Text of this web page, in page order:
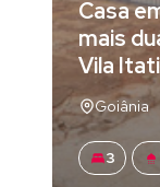
Casa
mais
Vila
Goiânia
3